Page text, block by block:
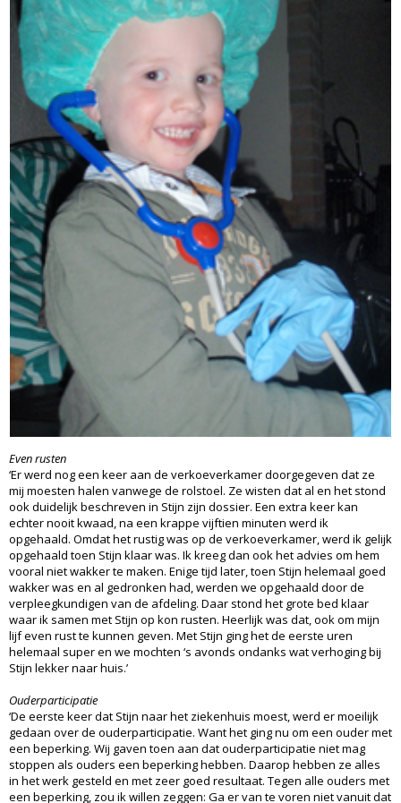
Even rusten
‘Er werd nog een keer aan de verkoeverkamer doorgegeven dat ze
mij moesten halen vanwege de rolstoel. Ze wisten dat al en het stond
ook duidelijk beschreven in Stijn zijn dossier. Een extra keer kan
echter nooit kwaad, na een krappe vijftien minuten werd ik
opgehaald. Omdat het rustig was op de verkoeverkamer, werd ik gelijk
opgehaald toen Stijn klaar was. Ik kreeg dan ook het advies om hem
vooral niet wakker te maken. Enige tijd later, toen Stijn helemaal goed
wakker was en al gedronken had, werden we opgehaald door de
verpleegkundigen van de afdeling. Daar stond het grote bed klaar
waar ik samen met Stijn op kon rusten. Heerlijk was dat, ook om mijn
lijf even rust te kunnen geven. Met Stijn ging het de eerste uren
helemaal super en we mochten ‘s avonds ondanks wat verhoging bij
Stijn lekker naar huis.’
Ouderparticipatie
‘De eerste keer dat Stijn naar het ziekenhuis moest, werd er moeilijk
gedaan over de ouderparticipatie. Want het ging nu om een ouder met
een beperking. Wij gaven toen aan dat ouderparticipatie niet mag
stoppen als ouders een beperking hebben. Daarop hebben ze alles
in het werk gesteld en met zeer goed resultaat. Tegen alle ouders met
een beperking, zou ik willen zeggen: Ga er van te voren niet vanuit dat